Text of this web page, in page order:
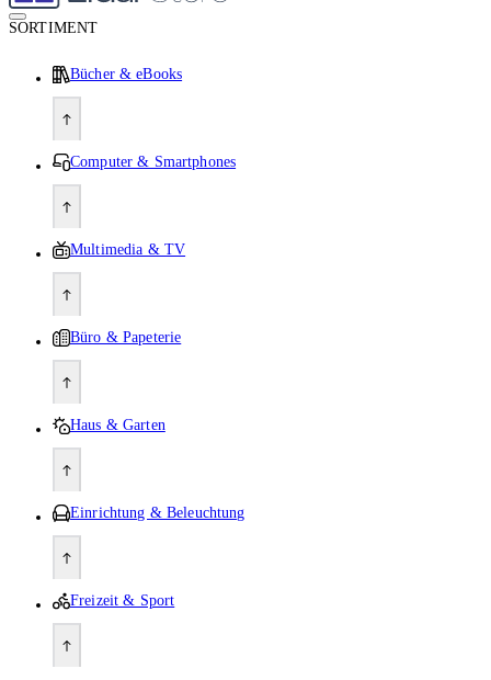
SORTIMENT
Bücher & eBooks
Computer & Smartphones
Multimedia & TV
Büro & Papeterie
Haus & Garten
Einrichtung & Beleuchtung
Freizeit & Sport